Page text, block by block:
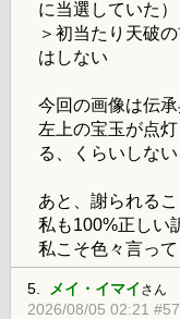
に当選していた）
＞初当たり天破
はしない
今回の画像は伝
左上の宝玉が点
る、くらいしない
あと、謝られる
私も100%正しい
私こそ色々言っ
5. メイ・イマイ さん
2026/08/05 02:21